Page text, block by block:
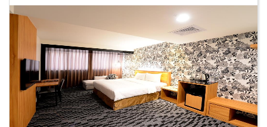
度
而你也會想念在高雄「泓揚精緻商旅」這個家。